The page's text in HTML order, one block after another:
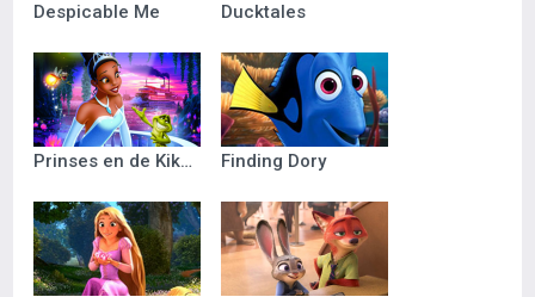
Despicable Me Ducktales
Prinses en de Kikker Finding Dory